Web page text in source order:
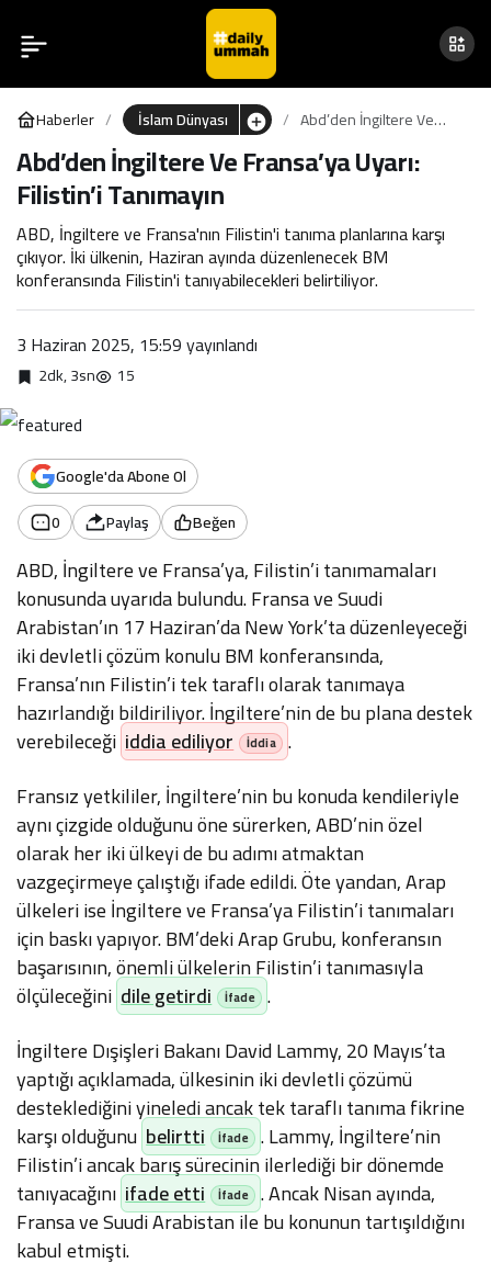
Haberler İslam Dünyası
Abd’den İngiltere Ve
Fransa’ya Uyarı: Filistin’i
Tanımayın
Abd’den İngiltere Ve Fransa’ya Uyarı:
Filistin’i Tanımayın
ABD, İngiltere ve Fransa'nın Filistin'i tanıma planlarına karşı
çıkıyor. İki ülkenin, Haziran ayında düzenlenecek BM
konferansında Filistin'i tanıyabilecekleri belirtiliyor.
3 Haziran 2025, 15:59yayınlandı
2dk, 3sn 15
Google'da Abone Ol
0
Paylaş Beğen
ABD, İngiltere ve Fransa’ya, Filistin’i tanımamaları
konusunda uyarıda bulundu. Fransa ve Suudi
Arabistan’ın 17 Haziran’da New York’ta düzenleyeceği
iki devletli çözüm konulu BM konferansında,
Fransa’nın Filistin’i tek taraflı olarak tanımaya
hazırlandığı bildiriliyor. İngiltere’nin de bu plana destek
verebileceği iddia ediliyor
.
Fransız yetkililer, İngiltere’nin bu konuda kendileriyle
aynı çizgide olduğunu öne sürerken, ABD’nin özel
olarak her iki ülkeyi de bu adımı atmaktan
vazgeçirmeye çalıştığı ifade edildi. Öte yandan, Arap
ülkeleri ise İngiltere ve Fransa’ya Filistin’i tanımaları
için baskı yapıyor. BM’deki Arap Grubu, konferansın
başarısının, önemli ülkelerin Filistin’i tanımasıyla
ölçüleceğini dile getirdi
.
İngiltere Dışişleri Bakanı David Lammy, 20 Mayıs’ta
yaptığı açıklamada, ülkesinin iki devletli çözümü
desteklediğini yineledi ancak tek taraflı tanıma fikrine
karşı olduğunu belirtti . Lammy, İngiltere’nin
Filistin’i ancak barış sürecinin ilerlediği bir dönemde
tanıyacağını ifade etti . Ancak Nisan ayında,
Fransa ve Suudi Arabistan ile bu konunun tartışıldığını
kabul etmişti.
Abd’den İngiltere Ve
Fransa’ya Uyarı: Filistin’i
Tanımayın
0